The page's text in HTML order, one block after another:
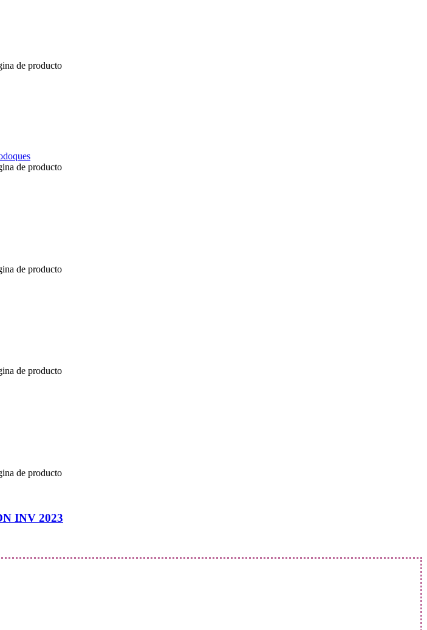
de producto
de producto
de producto
de producto
de producto
INV 2023